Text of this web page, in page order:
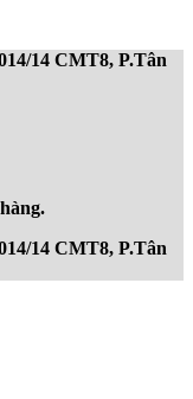
14 CMT8, P.Tân
14 CMT8, P.Tân